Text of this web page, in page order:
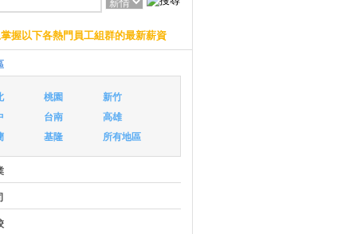
握以下各熱門員工組群的最新薪資
桃園
新竹
台南
高雄
基隆 所有地區